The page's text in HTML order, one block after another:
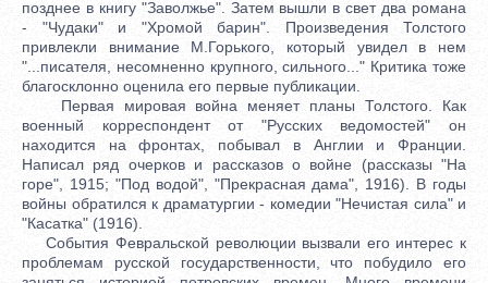
позднее в книгу "Заволжье". Затем вышли в свет два романа
- "Чудаки" и "Хромой барин". Произведения Толстого
привлекли внимание М.Горького, который увидел в нем
"...писателя, несомненно крупного, сильного..." Критика тоже
благосклонно оценила его первые публикации.
Первая мировая война меняет планы Толстого. Как
военный корреспондент от "Русских ведомостей" он
находится на фронтах, побывал в Англии и Франции.
Написал ряд очерков и рассказов о войне (рассказы "На
горе", 1915; "Под водой", "Прекрасная дама", 1916). В годы
войны обратился к драматургии - комедии "Нечистая сила" и
"Касатка" (1916).
События Февральской революции вызвали его интерес к
проблемам русской государственности, что побудило его